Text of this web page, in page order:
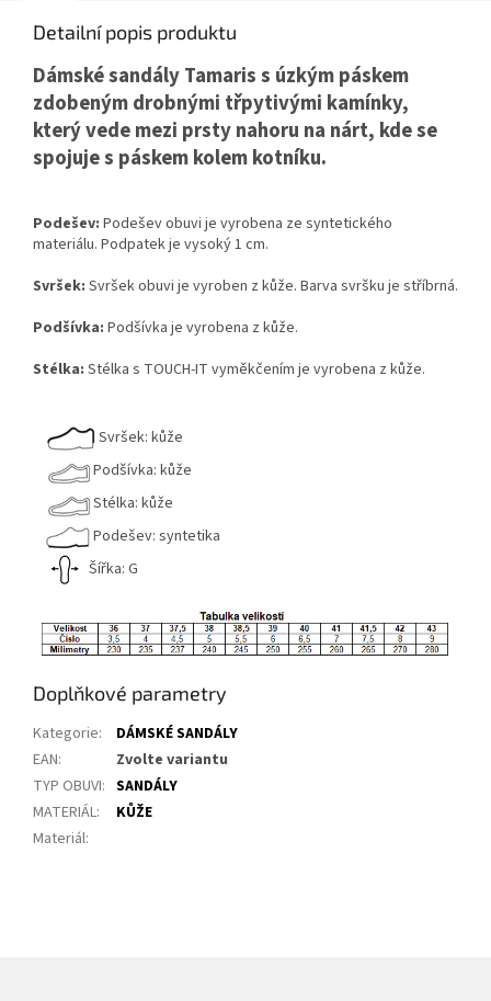
Detailní popis produktu
Dámské sandály Tamaris s úzkým páskem
zdobeným drobnými třpytivými kamínky,
který vede mezi prsty nahoru na nárt, kde se
spojuje s páskem kolem kotníku.
Podešev: Podešev obuvi je vyrobena ze syntetického
materiálu. Podpatek je vysoký 1 cm.
Svršek: Svršek obuvi je vyroben z kůže. Barva svršku je stříbrná.
Podšívka: Podšívka je vyrobena z kůže.
Stélka: Stélka s TOUCH-IT vyměkčením je vyrobena z kůže.
Svršek: kůže
Podšívka: kůže
Stélka: kůže
Podešev: syntetika
Šířka: G
Doplňkové parametry
Kategorie:
DÁMSKÉ SANDÁLY
EAN:
Zvolte variantu
TYP OBUVI: SANDÁLY
MATERIÁL:
KŮŽE
Materiál: